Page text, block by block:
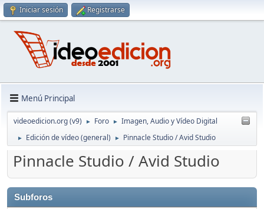
Iniciar sesión Registrarse
Menú Principal
videoedicion.org (v9) ► Foro ► Imagen, Audio y Vídeo Digital
► Edición de vídeo (general) ► Pinnacle Studio / Avid Studio
Pinnacle Studio / Avid Studio
Subforos